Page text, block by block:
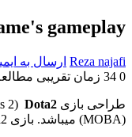
gameplay
Reza najafi ارسال به
0
زمان تقریبی مطالعه 5
طراحی بازی Dota2
(
2
(MOBA) میباشد. بازی Dota2 بصورت رسمی در سال 2013 بعد از یک نشر بتا منتشر شد و برای سیستم های ویندوزی در دسترس قرار گرفت.